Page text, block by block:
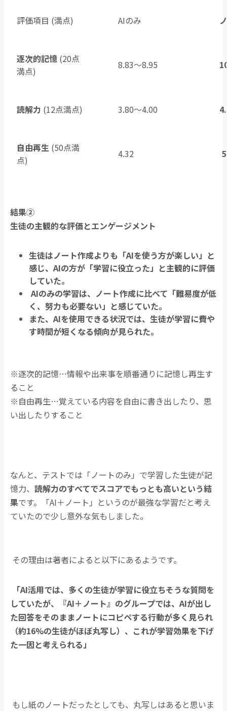
評価項目 (満点) AIのみ
逐次的記憶(20点
満点)
8.83〜8.95
読解力 (12点満点) 3.80〜4.00
自由再生 (50点満
点)
4.32
結果②
生徒の主観的な評価とエンゲージメント
生徒はノート作成よりも「AIを使う方が楽しい」と
感じ、AIの方が「学習に役立った」と主観的に評価
していた。
AIのみの学習は、ノート作成に比べて「難易度が低
く、努力も必要ない」と感じていた。
また、AIを使用できる状況では、生徒が学習に費や
す時間が短くなる傾向が見られた。
※逐次的記憶…情報や出来事を順番通りに記憶し再生す
ること
※自由再生…覚えている内容を自由に書き出したり、思
い出したりすること
なんと、テストでは「ノートのみ」で学習した生徒が記
憶力、読解力のすべてでスコアでもっとも高いという結
果です。「AI＋ノート」というのが最強な学習だと考え
ていたので少し意外な気もしました。
その理由は著者によると以下にあるようです。
「AI活用では、多くの生徒が学習に役立ちそうな質問を
していたが、『AI＋ノート』のグループでは、AIが出し
た回答をそのままノートにコピペする行動が多く見られ
（約16%の生徒がほぼ丸写し）、これが学習効果を下げ
た一因と考えられる」
もし紙のノートだったとしても、丸写しはあると思いま